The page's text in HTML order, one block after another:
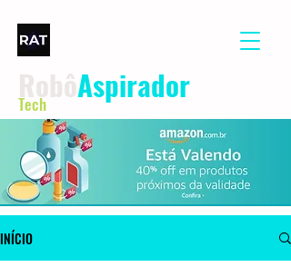
Aspirador
Tech
INÍCIO